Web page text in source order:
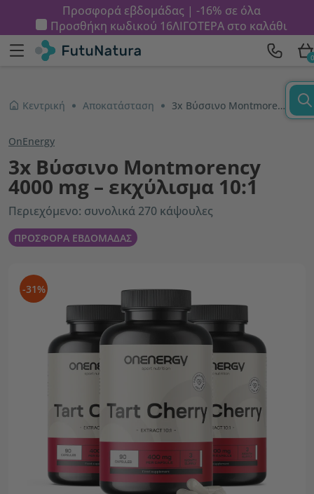
Προσφορά εβδομάδας | -16% σε όλα
Προσθήκη κωδικού 16ΛΙΓΟΤΕΡΑστο καλάθι
0
Κεντρική Αποκατάσταση 3x Βύσσινο Montmorency 4000 mg – εκχύλισμα 10:1
OnEnergy
3x Βύσσινο Montmorency
4000 mg – εκχύλισμα 10:1
Περιεχόμενο: συνολικά 270 κάψουλες
ΠΡΟΣΦΟΡΑ ΕΒΔΟΜΑΔΑΣ
-31%